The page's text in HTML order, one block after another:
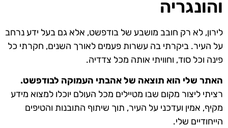
והונגריה
לירון, לא רק חובב מושבע של בודפשט, אלא גם בעל ידע נרחב
על העיר. ביקרתי בה עשרות פעמים לאורך השנים, חקרתי כל
פינה וכל סוד, וחוויתי אותה מכל צדדיה.
האתר שלי הוא תוצאה של אהבתי העמוקה לבודפשט.
רציתי ליצור מקום שבו מטיילים מכל העולם יוכלו למצוא מידע
מקיף, אמין ועדכני על העיר, תוך שיתוף התובנות והטיפים
הייחודיים שלי.